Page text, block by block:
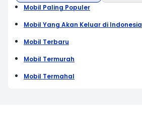
Mobil Paling Populer
Mobil Yang Akan Keluar di Indonesia
Mobil Terbaru
Mobil Termurah
Mobil Termahal